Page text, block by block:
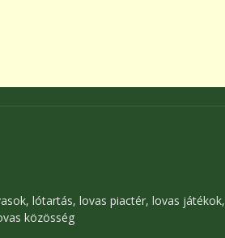
lótartás, lovas piactér, lovas játékok,
közösség